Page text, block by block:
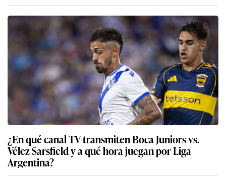
¿En qué canal TV transmiten Boca Juniors vs.
Vélez Sarsfield y a qué hora juegan por Liga
Argentina?